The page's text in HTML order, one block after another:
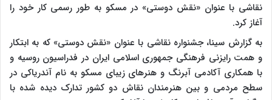
نقاشی با عنوان «نقش دوستی» در مسکو به طور رسمی کار خود را
آغاز کرد.
به گزارش سینا، جشنواره نقاشی با عنوان «نقش دوستی» که به ابتکار
و همت رایزنی فرهنگی جمهوری اسلامی ایران در فدراسیون روسیه و
با همکاری آکادمی آبرنگ و هنرهای زیبای مسکو به نام آندریاکی در
سطح مردمی و بین هنرمندان نقاش دو کشور تدارک دیده شده با